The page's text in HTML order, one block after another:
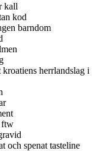
kall
kod
barndom
herrlandslag i
ftw
och spenat tasteline